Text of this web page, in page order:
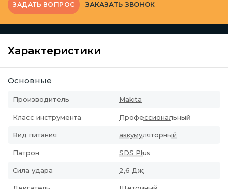
ЗАДАТЬ ВОПРОС ЗАКАЗАТЬ ЗВОНОК
Характеристики
Основные
Производитель Makita
Класс инструмента Профессиональный
Вид питания аккумуляторный
Патрон SDS Plus
Сила удара 2,6 Дж